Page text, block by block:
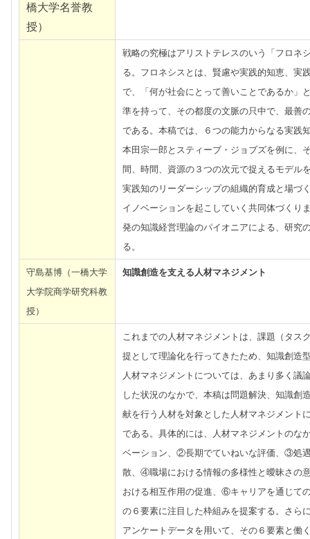
橋大学名誉教
授）
戦略の究極はアリストテレスのいう「フロネ
る。フロネシスとは、賢慮や実践的知恵、実
で、「何が社会にとって善いことであるか」
準を持って、その都度の文脈の只中で、最善
である。本稿では、６つの能力からなる実践
本田宗一郎とスティーブ・ジョブズを例に、
間、時間、資源の３つの次元で捉えるモデル
実践知のリーダーシップの組織的育成と場づ
イノベーションを起こしていく共同体づくり
発の知識経営理論のパイオニアによる、研究
る。
守島基博（一橋大学
大学院商学研究科教
授）
知識創造を支える人材マネジメント
これまでの人材マネジメントは、課題（タス
提として理論化を行ってきたため、知識創造
人材マネジメントについては、あまり多く議
した状況のなかで、本稿は問題解決、知識創
献を行う人材を対象とした人材マネジメント
である。具体的には、人材マネジメントのな
ベーション、②長期でていねいな評価、③処
散、④職場における情報の多様性と曖昧さの
おける相互作用の促進、⑥キャリアを通じて
の６要素に注目した枠組みを提案する。さら
アンケートデータを用いて、その６要素と働